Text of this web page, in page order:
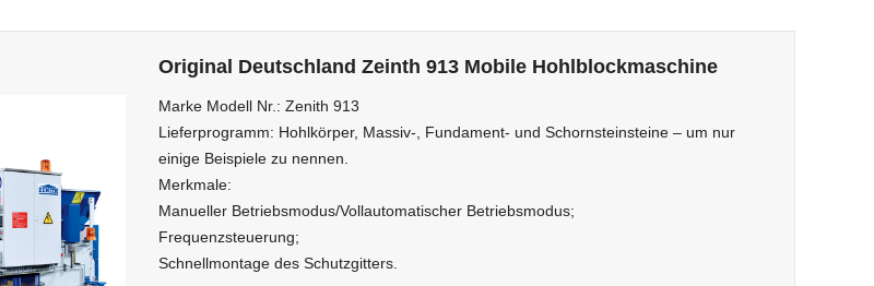
Original Deutschland Zeinth 913 Mobile Hohlblockmaschine
Marke Modell Nr.: Zenith 913
Lieferprogramm: Hohlkörper, Massiv-, Fundament- und Schornsteinsteine ​​– um nur
einige Beispiele zu nennen.
Merkmale:
Manueller Betriebsmodus/Vollautomatischer Betriebsmodus;
Frequenzsteuerung;
Schnellmontage des Schutzgitters.